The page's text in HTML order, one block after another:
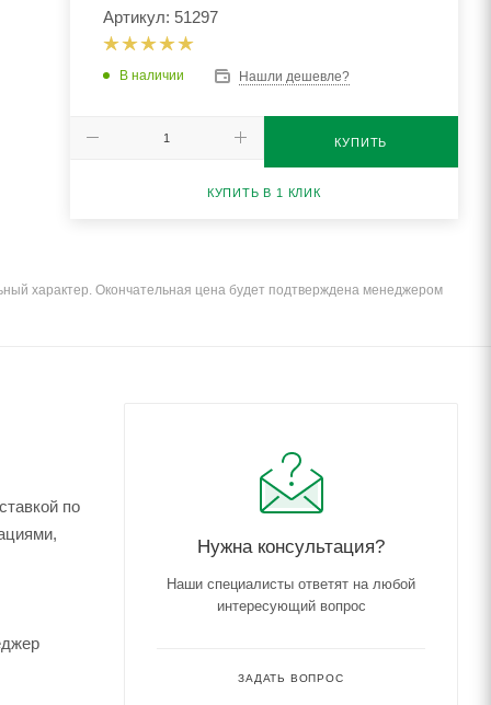
Артикул: 51297
В наличии Нашли дешевле?
КУПИТЬ
КУПИТЬ В 1 КЛИК
характер. Окончательная цена будет подтверждена менеджером
по
Нужна консультация?
Наши специалисты ответят на любой
интересующий вопрос
ЗАДАТЬ ВОПРОС